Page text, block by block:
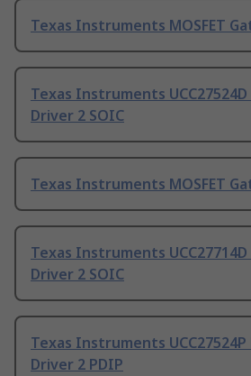
Texas Instruments MOSFET
Texas Instruments UCC27524D
Driver 2 SOIC
Texas Instruments MOSFET
Texas Instruments UCC27714D
Driver 2 SOIC
Texas Instruments UCC27524P
Driver 2 PDIP